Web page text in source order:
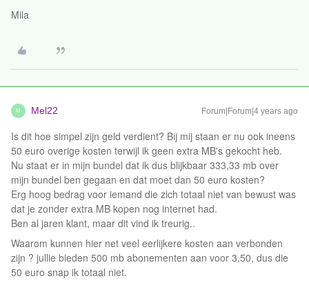
Mila
M Mel22 Forum|Forum|4 years ago
Is dit hoe simpel zijn geld verdient? Bij mij staan er nu ook ineens
50 euro overige kosten terwijl ik geen extra MB's gekocht heb.
Nu staat er in mijn bundel dat ik dus blijkbaar 333,33 mb over
mijn bundel ben gegaan en dat moet dan 50 euro kosten?
Erg hoog bedrag voor iemand die zich totaal niet van bewust was
dat je zonder extra MB kopen nog internet had.
Ben al jaren klant, maar dit vind ik treurig..
Waarom kunnen hier net veel eerlijkere kosten aan verbonden
zijn ? jullie bieden 500 mb abonementen aan voor 3,50, dus die
50 euro snap ik totaal niet.